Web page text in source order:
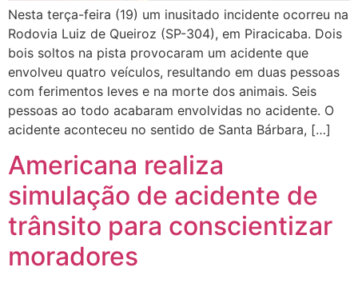
Nesta terça-feira (19) um inusitado incidente ocorreu na
Rodovia Luiz de Queiroz (SP-304), em Piracicaba. Dois
bois soltos na pista provocaram um acidente que
envolveu quatro veículos, resultando em duas pessoas
com ferimentos leves e na morte dos animais. Seis
pessoas ao todo acabaram envolvidas no acidente. O
acidente aconteceu no sentido de Santa Bárbara, […]
Americana realiza
simulação de acidente de
trânsito para conscientizar
moradores